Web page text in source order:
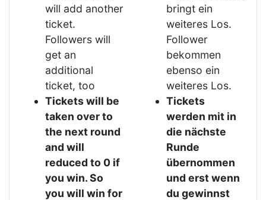
will add another
ticket.
Followers will
get an
additional
ticket, too
Tickets will be
taken over to
the next round
and will
reduced to 0 if
you win. So
you will win for
bringt ein
weiteres Los.
Follower
bekommen
ebenso ein
weiteres Los.
Tickets
werden mit in
die nächste
Runde
übernommen
und erst wenn
du gewinnst